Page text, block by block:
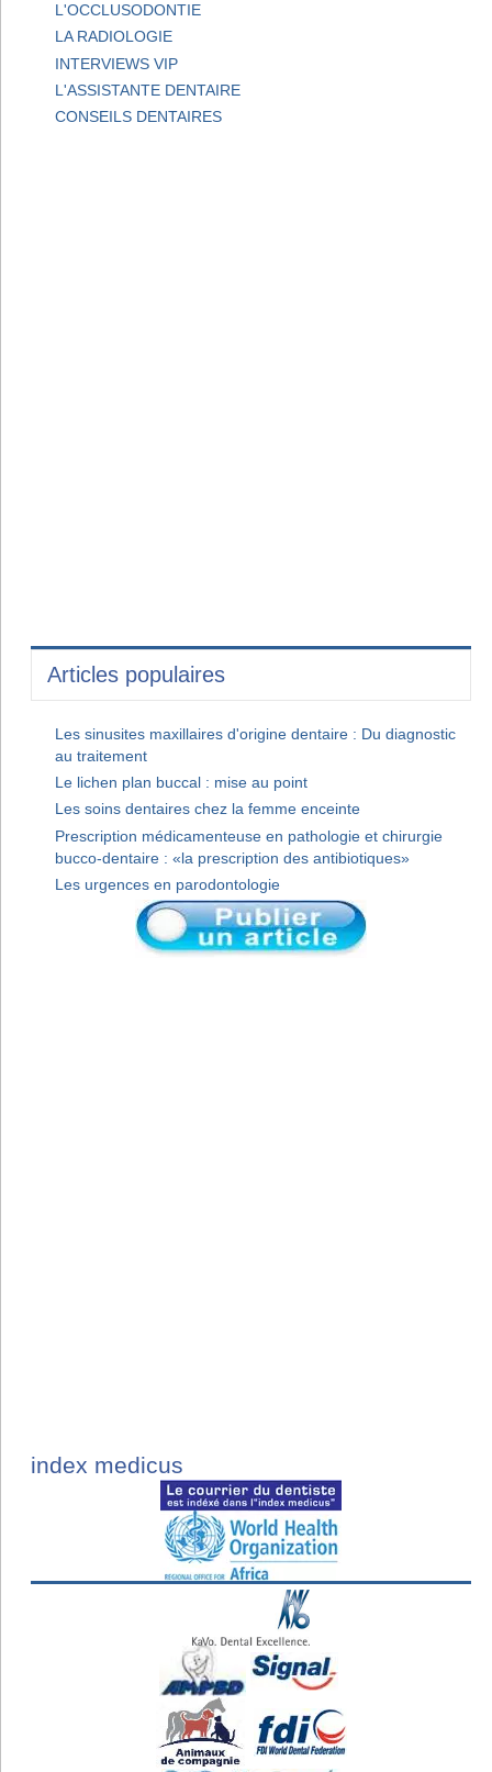
L'OCCLUSODONTIE
LA RADIOLOGIE
INTERVIEWS VIP
L'ASSISTANTE DENTAIRE
CONSEILS DENTAIRES
Articles populaires
Les sinusites maxillaires d'origine dentaire : Du diagnostic
au traitement
Le lichen plan buccal : mise au point
Les soins dentaires chez la femme enceinte
Prescription médicamenteuse en pathologie et chirurgie
bucco-dentaire : «la prescription des antibiotiques»
Les urgences en parodontologie
index medicus